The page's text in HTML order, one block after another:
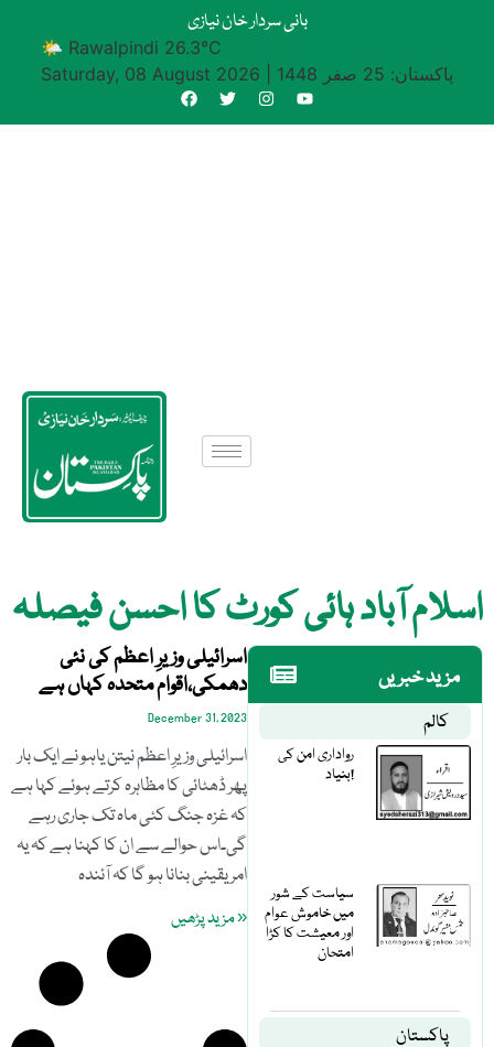
بانی سردار خان نیازی
🌤 Rawalpindi 26.3°C
Saturday, 08 August 2026
پاکستان: 25 صفر 1448
اسلام آباد ہائی کورٹ کا احسن فیصلہ
مزید خبریں
کالم
رواداری امن کی
بنیاد!
سیاست کے شور
میں خاموش عوام
اور معیشت کا کڑا
امتحان
پاکستان
اسرائیلی وزیرِ اعظم کی نئی
دھمکی،اقوام متحدہ کہاں ہے
December 31, 2023
اسرائیلی وزیرِ اعظم نیتن یاہو نے ایک بار
پھر ڈھٹائی کا مظاہرہ کرتے ہوئے کہا ہے
کہ غزہ جنگ کئی ماہ تک جاری رہے
گی۔اس حوالے سے ان کا کہنا ہے کہ یہ
امر یقینی بنانا ہو گا کہ آئندہ
« مزید پڑھیں